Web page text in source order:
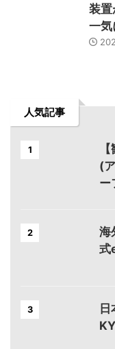
装置
一気
人気記事
1
(
ー
2
海
式
3